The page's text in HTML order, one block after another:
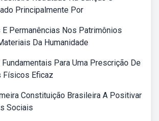
Principalmente Por
E Permanências Nos Patrimônios
Da Humanidade
Para Uma Prescrição De
Físicos Eficaz
Constituição Brasileira A Positivar
Sociais